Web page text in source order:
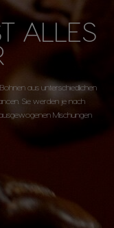
ALLES
aus unterschiedlichen
Sie werden je nach
Mischungen